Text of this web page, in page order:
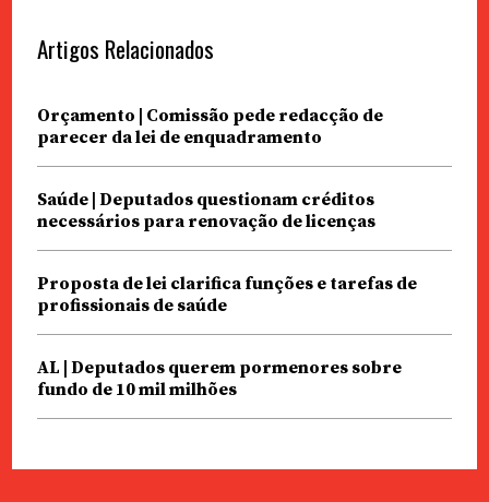
Artigos Relacionados
Orçamento | Comissão pede redacção de
parecer da lei de enquadramento
Saúde | Deputados questionam créditos
necessários para renovação de licenças
Proposta de lei clarifica funções e tarefas de
profissionais de saúde
AL | Deputados querem pormenores sobre
fundo de 10 mil milhões